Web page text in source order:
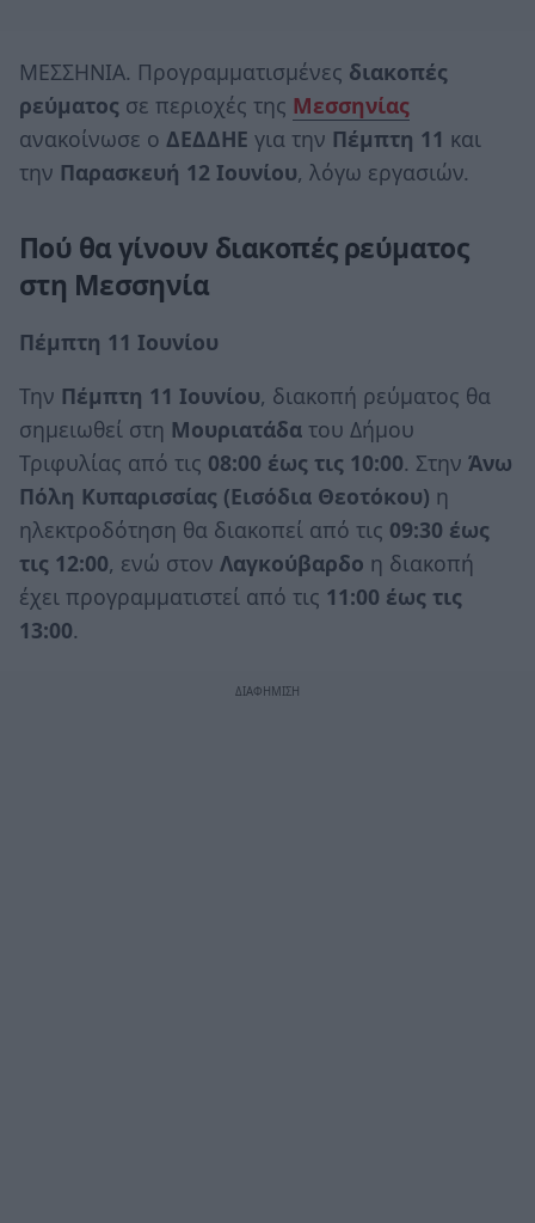
ΜΕΣΣΗΝΙΑ. Προγραμματισμένες διακοπές
ρεύματος σε περιοχές της Μεσσηνίας
ανακοίνωσε ο ΔΕΔΔΗΕ για την Πέμπτη 11 και
την Παρασκευή 12 Ιουνίου, λόγω εργασιών.
Πού θα γίνουν διακοπές ρεύματος
στη Μεσσηνία
Πέμπτη 11 Ιουνίου
Την Πέμπτη 11 Ιουνίου, διακοπή ρεύματος θα
σημειωθεί στη Μουριατάδα του Δήμου
Τριφυλίας από τις 08:00 έως τις 10:00. Στην Άνω
Πόλη Κυπαρισσίας (Εισόδια Θεοτόκου) η
ηλεκτροδότηση θα διακοπεί από τις 09:30 έως
τις 12:00, ενώ στον Λαγκούβαρδο η διακοπή
έχει προγραμματιστεί από τις 11:00 έως τις
13:00.